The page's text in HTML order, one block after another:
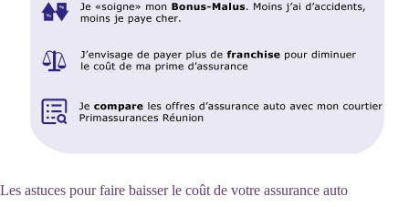
Les astuces pour faire baisser le coût de votre assurance auto